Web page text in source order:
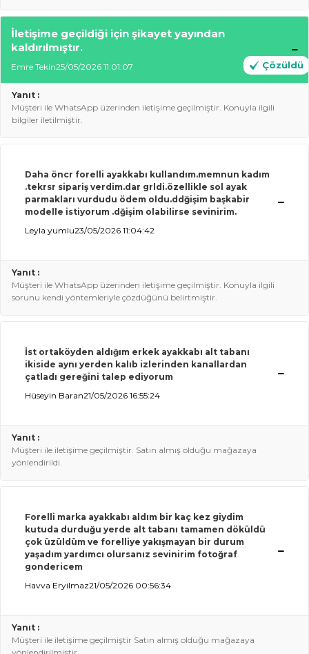
İletişime geçildiği için şikayet yayından
kaldırılmıştır.
Çözüldü
Emre Tekin25/05/2026 11:01:07
Yanıt :
Müşteri ile WhatsApp üzerinden iletişime geçilmiştir. Konuyla ilgili
bilgiler iletilmiştir.
Daha öncr forelli ayakkabı kullandım.memnun kadım
.tekrsr sipariş verdim.dar grldi.özellikle sol ayak
parmakları vurdudu ödem oldu.dd ğişim başkabir
modelle istiyorum .dğişim olabilirse sevinirim.
Leyla yumlu23/05/2026 11:04:42
Yanıt :
Müşteri ile WhatsApp üzerinden iletişime geçilmiştir. Konuyla ilgili
sorunu kendi yöntemleriyle çözdüğünü belirtmiştir.
İst ortaköyden aldığım erkek ayakkabı alt tabanı
ikiside aynı yerden kalıb izlerinden kanallardan
çatladı gereğini talep ediyorum
Hüseyin Baran21/05/2026 16:55:24
Yanıt :
Müşteri ile iletişime geçilmiştir. Satın almış olduğu mağazaya
yönlendirildi.
Forelli marka ayakkabı aldım bir kaç kez giydim
kutuda durduğu yerde alt tabanı tamamen döküldü
çok üzüldüm ve forelliye yakışmayan bir durum
yaşadım yardımcı olursanız sevinirim fotoğraf
gondericem
Havva Eryilmaz21/05/2026 00:56:34
Yanıt :
Müşteri ile iletişime geçilmiştir Satın almış olduğu mağazaya